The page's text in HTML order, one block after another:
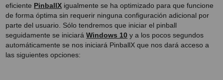
eficiente PinballX igualmente se ha optimizado para que funcione
de forma óptima sin requerir ninguna configuración adicional por
parte del usuario. Sólo tendremos que iniciar el pinball
seguidamente se iniciará Windows 10 y a los pocos segundos
automáticamente se nos iniciará PinballX que nos dará acceso a
las siguientes opciones: